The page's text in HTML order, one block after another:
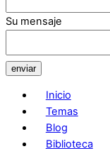
Su mensaje
enviar
Inicio
Temas
Blog
Biblioteca